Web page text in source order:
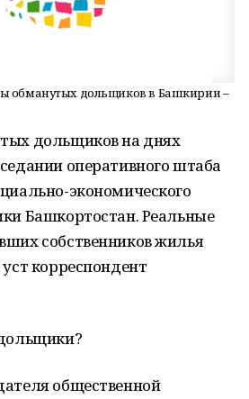
обманутых дольщиков в Башкирии –
дольщиков на днях
оперативного штаба
экономического
Башкортостан. Реальные
собственников жилья
корреспондент
общественной